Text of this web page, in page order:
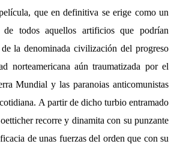
que en definitiva se erige como un
de todos aquellos artificios que podrían
la denominada civilización del progreso
norteamericana aún traumatizada por el
Mundial y las paranoias anticomunistas
A partir de dicho turbio entramado
recorre y dinamita con su punzante
de unas fuerzas del orden que con su